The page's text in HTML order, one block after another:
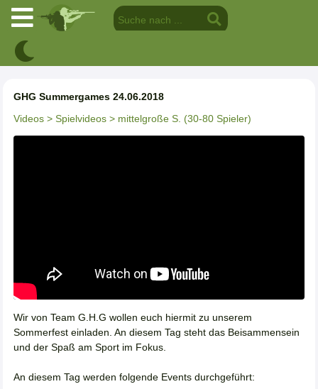
GHG Summergames 24.06.2018
Videos > Spielvideos > mittelgroße S. (30-80 Spieler)
Wir von Team G.H.G wollen euch hiermit zu unserem
Sommerfest einladen. An diesem Tag steht das Beisammensein
und der Spaß am Sport im Fokus.
An diesem Tag werden folgende Events durchgeführt: